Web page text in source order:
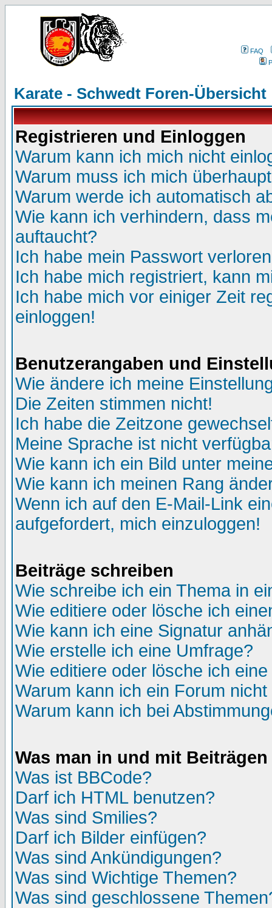
FAQ
Karate - Schwedt Foren-Übersicht
Registrieren und Einloggen
Warum kann ich mich nicht
Warum muss ich mich
Warum werde ich automatisch
Wie kann ich verhindern, dass
auftaucht?
Ich habe mein Passwort
Ich habe mich registriert, kann
Ich habe mich vor einiger Zeit
einloggen!
Benutzerangaben und
Wie ändere ich meine
Die Zeiten stimmen nicht!
Ich habe die Zeitzone
Meine Sprache ist nicht
Wie kann ich ein Bild unter
Wie kann ich meinen Rang
Wenn ich auf den E-Mail-Link
aufgefordert, mich einzuloggen!
Beiträge schreiben
Wie schreibe ich ein Thema in
Wie editiere oder lösche ich
Wie kann ich eine Signatur
Wie erstelle ich eine Umfrage?
Wie editiere oder lösche ich
Warum kann ich ein Forum
Warum kann ich bei
Was man in und mit
Was ist BBCode?
Darf ich HTML benutzen?
Was sind Smilies?
Darf ich Bilder einfügen?
Was sind Ankündigungen?
Was sind Wichtige Themen?
Was sind geschlossene